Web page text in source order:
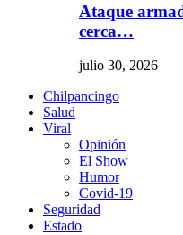
Ataque
cerca…
julio 30, 2026
Chilpancingo
Salud
Viral
Opinión
El Show
Humor
Covid-19
Seguridad
Estado